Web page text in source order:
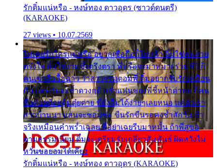
รักติ๋มแน่หรือ - หงษ์ทอง ดาวอุดร (ซาวด์ดนตรี)
(KARAOKE)
27 views • 10.07.2569
ไม่เคยรักใครแน่หรือ อยากเชื่อถือก็ไม่กล้า ติ๋มใช่คนสวย
ตรึงใจ ติ๋มใช่งามซึ้งตรึงตรา พี่หรือจะมาหมายร่วมชีวี ก็
คนเขาลืออื้อฉาว ว่าสาวๆรุมตอมพี่ ติ๋มอยากรับรักเหมือน
กัน แต่หวั่นจะช้ำดวงฤดี กลัวแฟนของพี่ชี้หน้าด่าทอ ก็คน
ชื่อต๋อยต้อยตุ้มตุ๋ยต่าย พี่ยังลืมได้ง่ายๆเลยหนอ แค่ตัวเรา
สาวบ้านนา แสนจะซอมซ่อ ขืนรักขืนรอคงช้ำสักวัน ถ้า
จริงเหมือนคำพร่ำเฉลย พี่อย่าเฉยรีบมาหมั้น ถ้าพี่สู่ขอ
ตามธรรมเนียม ติ๋มจะเตรียมรับเกลียวสัมพันธ์ ผิดหวังไม่
หวั่นขอยอมได้เคียง
รักติ๋มแน่หรือ - หงษ์ทอง ดาวอุดร (KARAOKE)